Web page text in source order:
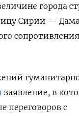
города
Сирии —
заявление, в
переговоров с